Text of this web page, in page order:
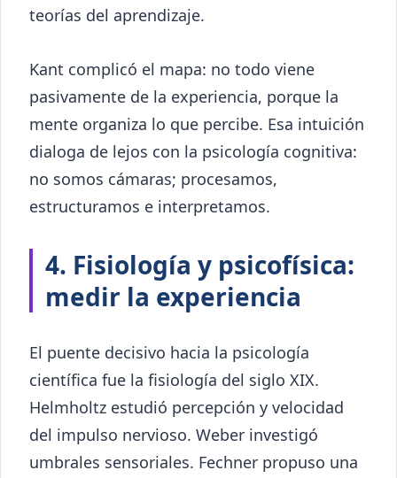
teorías del aprendizaje.
Kant complicó el mapa: no todo viene
pasivamente de la experiencia, porque la
mente organiza lo que percibe. Esa intuición
dialoga de lejos con la psicología cognitiva:
no somos cámaras; procesamos,
estructuramos e interpretamos.
4. Fisiología y psicofísica:
medir la experiencia
El puente decisivo hacia la psicología
científica fue la fisiología del siglo XIX.
Helmholtz estudió percepción y velocidad
del impulso nervioso. Weber investigó
umbrales sensoriales. Fechner propuso una